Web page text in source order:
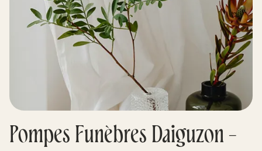
Monument funéraire
Livraison de fleurs
Blog
Pompes Funèbres Daiguzon -